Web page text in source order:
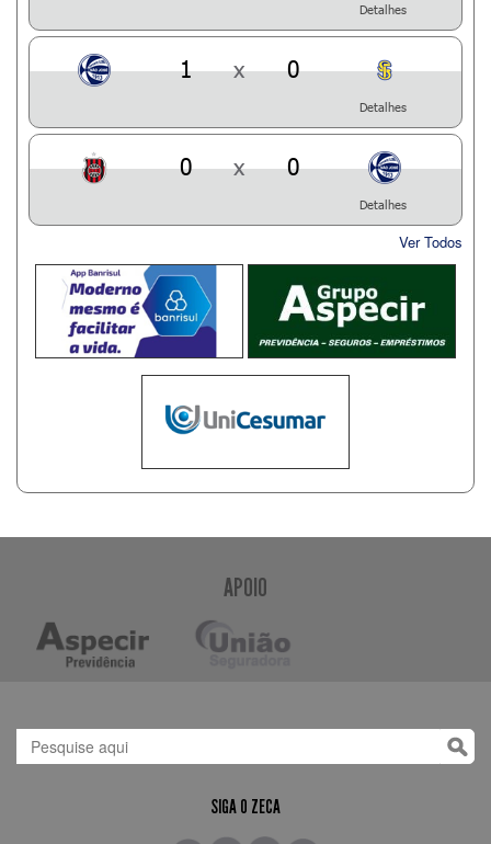
Detalhes
1 x 0
Detalhes
0 x 0
Detalhes
Ver Todos
APOIO
SIGA O ZECA